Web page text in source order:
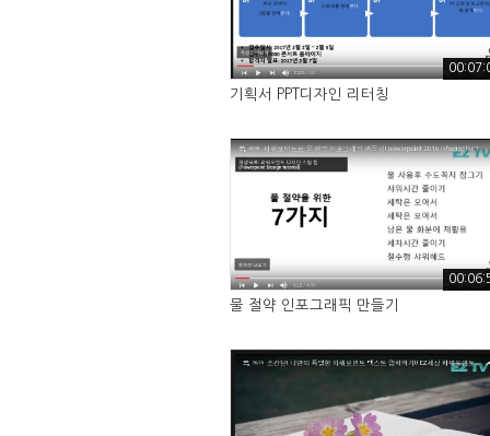
기획서 PPT디자인 리터칭
물 절약 인포그래픽 만들기